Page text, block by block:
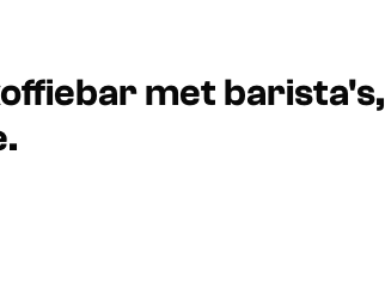
met barista's,